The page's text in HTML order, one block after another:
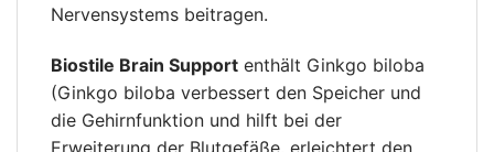
Nervensystems beitragen.
Biostile Brain Support enthält Ginkgo biloba
(Ginkgo biloba verbessert den Speicher und
die Gehirnfunktion und hilft bei der
Erweiterung der Blutgefäße, erleichtert den